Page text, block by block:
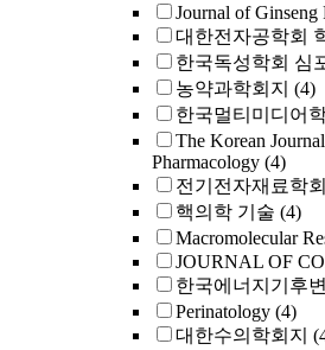
Journal of Ginseng
대한전자공학회
한국독성학회 심
농약과학회지 (4)
한국멀티미디어
The Korean
Pharmacology (4)
전기전자재료학
핵의학 기술 (4)
Macromolecular
JOURNAL OF
한국에너지기후
Perinatology (4)
대한수의학회지